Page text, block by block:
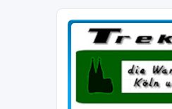
trekcologne.de
Wanderungen rund um Köln